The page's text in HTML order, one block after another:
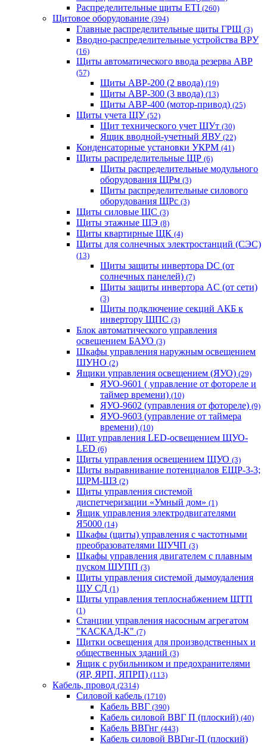
Распределительные щиты ETI (260)
Щитовое оборудование (394)
Главные распределительные щиты ГРЩ (3)
Вводно-распределительные устройства ВРУ
(16)
Щиты автоматического ввода резерва АВР
(57)
Щиты АВР-200 (2 ввода) (19)
Щиты АВР-300 (3 ввода) (13)
Щиты АВР-400 (мотор-привод) (25)
Щиты учета ЩУ (52)
Щит технического учет ЩУт (30)
Ящик вводной-учетный ЯВУ (22)
Конденсаторные установки УКРМ (41)
Щиты распределительные ЩР (6)
Щиты распределительные модульного
оборудования ЩРм (3)
Щиты распределительные силового
оборудования ЩРс (3)
Щиты силовые ЩС (3)
Щиты этажные ЩЭ (8)
Щиты квартирные ЩК (4)
Щиты для солнечных электростанций (СЭС)
(13)
Щиты защиты инвертора DC (от
солнечных панелей) (7)
Щиты защиты инвертора AC (от сети)
(3)
Щиты подключение секций АКБ к
инвертору ЩПС (3)
Блок автоматического управления
освещением БАУО (3)
Шкафы управления наружным освещением
ШУНО (2)
Ящики управления освещением (ЯУО) (29)
ЯУО-9601 ( управление от фотореле и
таймер времени) (10)
ЯУО-9602 (управления от фотореле) (9)
ЯУО-9603 (управление от таймера
времени) (10)
Щит управления LED-освещением ЩУО-
LED (6)
Щиты управления освещением ЩУО (3)
Щиты выравнивание потенциалов ЕЩР-3-3;
ЩРМ-ШЗ (2)
Щиты управления системой
диспетчеризации «Умный дом» (1)
Ящик управления электродвигателями
Я5000 (14)
Шкафы (щиты) управления с частотными
преобразователями ШУЧП (3)
Шкафы управления двигателем с плавным
пуском ШУПП (3)
Щиты управления системой дымоудаления
ЩУ СД (1)
Щиты управления теплоснабжением ЩТП
(1)
Станции управления насосным агрегатом
"КАСКАД-К" (7)
Щитки освещения для производственных и
общественных зданий (3)
Ящик с рубильником и предохранителями
(ЯР, ЯРП, ЯПРП) (113)
Кабель, провод (2314)
Силовой кабель (1710)
Кабель ВВГ (390)
Кабель силовой ВВГ П (плоский) (40)
Кабель ВВГнг (443)
Кабель силовой ВВГнг-П (плоский)